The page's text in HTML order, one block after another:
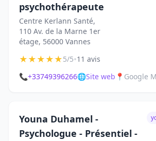
psychothérapeute
Centre Kerlann Santé,
110 Av. de la Marne 1er
étage, 56000 Vannes
★★★★★5/5•11 avis
📞+33749396266🌐Site web 📍 Google
Youna Duhamel -
Psychologue - Présentiel -